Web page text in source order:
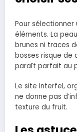
Pour
éléments. La
brunes ni traces
bosses risque de
paraît parfait au
Le site Interfel,
ne donne pas
texture du fruit.